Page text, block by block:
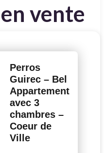
vente
Perros
Guirec – Bel
Appartement
avec 3
chambres –
Coeur de
Ville